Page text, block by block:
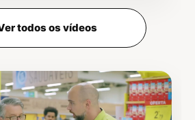
todos os vídeos